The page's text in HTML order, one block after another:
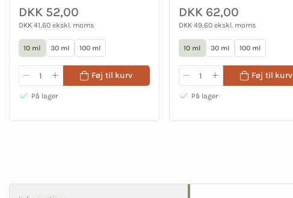
DKK 52,00
DKK 41,60 ekskl. moms
10 ml 30 ml 100 ml
Føj til kurv
På lager
DKK 62,00
DKK 49,60 ekskl. moms
10 ml 30 ml 100 ml
Føj til kurv
På lager